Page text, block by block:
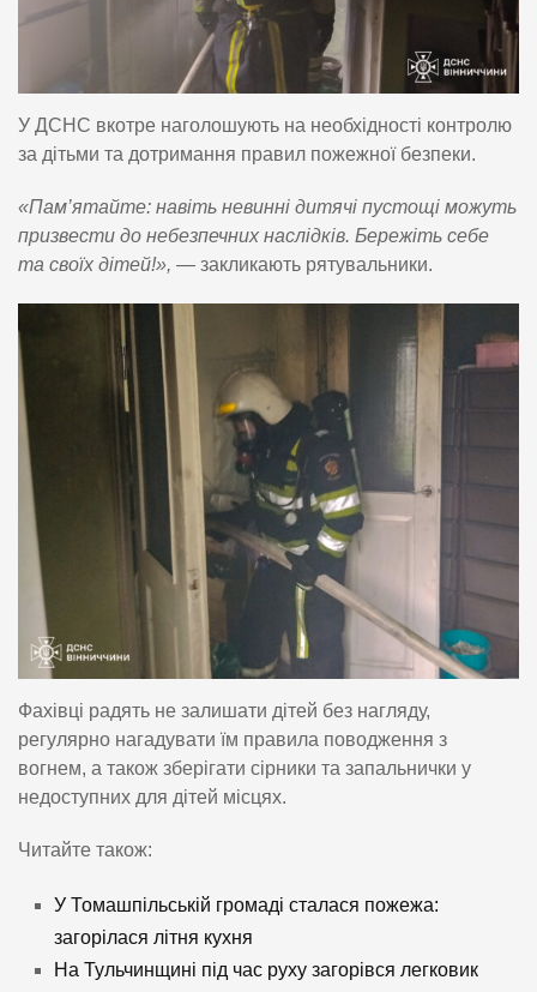
У ДСНС вкотре наголошують на необхідності контролю
за дітьми та дотримання правил пожежної безпеки.
«Пам’ятайте: навіть невинні дитячі пустощі можуть
призвести до небезпечних наслідків. Бережіть себе
та своїх дітей!», — закликають рятувальники.
Фахівці радять не залишати дітей без нагляду,
регулярно нагадувати їм правила поводження з
вогнем, а також зберігати сірники та запальнички у
недоступних для дітей місцях.
Читайте також:
У Томашпільській громаді сталася пожежа:
загорілася літня кухня
На Тульчинщині під час руху загорівся легковик